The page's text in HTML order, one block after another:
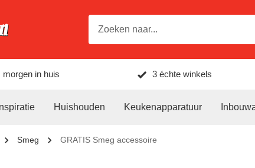
morgen in huis 3 échte winkels
Huishouden Keukenapparatuur
Smeg GRATIS Smeg accessoire